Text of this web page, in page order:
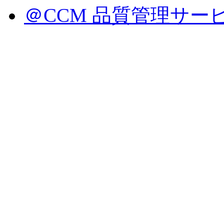
＠CCM 品質管理サー